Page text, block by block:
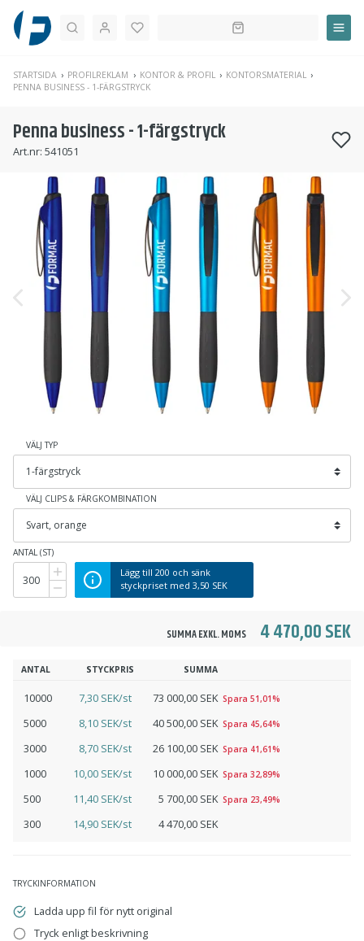
Sök
STARTSIDA PROFILREKLAM KONTOR & PROFIL
KONTORSMATERIAL
PENNA BUSINESS - 1-FÄRGSTRYCK
Penna business - 1-färgstryck
Art.nr: 541051
VÄLJ TYP
VÄLJ CLIPS & FÄRGKOMBINATION
ANTAL (ST)
Lägg till 200 och sänk
styckpriset med 3,50 SEK
SUMMA EXKL. MOMS 4 470,00 SEK
ANTAL STYCKPRIS SUMMA
10000 7,30 SEK/st 73 000,00 SEK Spara 51,01%
5000 8,10 SEK/st 40 500,00 SEK Spara 45,64%
3000 8,70 SEK/st 26 100,00 SEK Spara 41,61%
1000 10,00 SEK/st 10 000,00 SEK Spara 32,89%
500 11,40 SEK/st 5 700,00 SEK Spara 23,49%
300 14,90 SEK/st 4 470,00 SEK
TRYCKINFORMATION
Ladda upp fil för nytt original
Tryck enligt beskrivning